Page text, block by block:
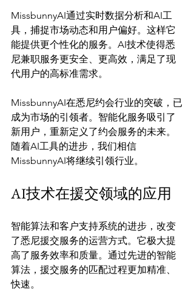
MissbunnyAI通过实时数据分析和AI工
具，捕捉市场动态和用户偏好。这样它
能提供更个性化的服务。AI技术使得悉
尼兼职服务更安全、更高效，满足了现
代用户的高标准需求。
MissbunnyAI在悉尼约会行业的突破，已
成为市场的引领者。智能化服务吸引了
新用户，重新定义了约会服务的未来。
随着AI工具的进步，我们相信
AI技术在援交领域的应用
智能算法和客户支持系统的进步，改变
了悉尼援交服务的运营方式。它极大提
高了服务效率和质量。通过先进的智能
算法，援交服务的匹配过程更加精准、
快速。